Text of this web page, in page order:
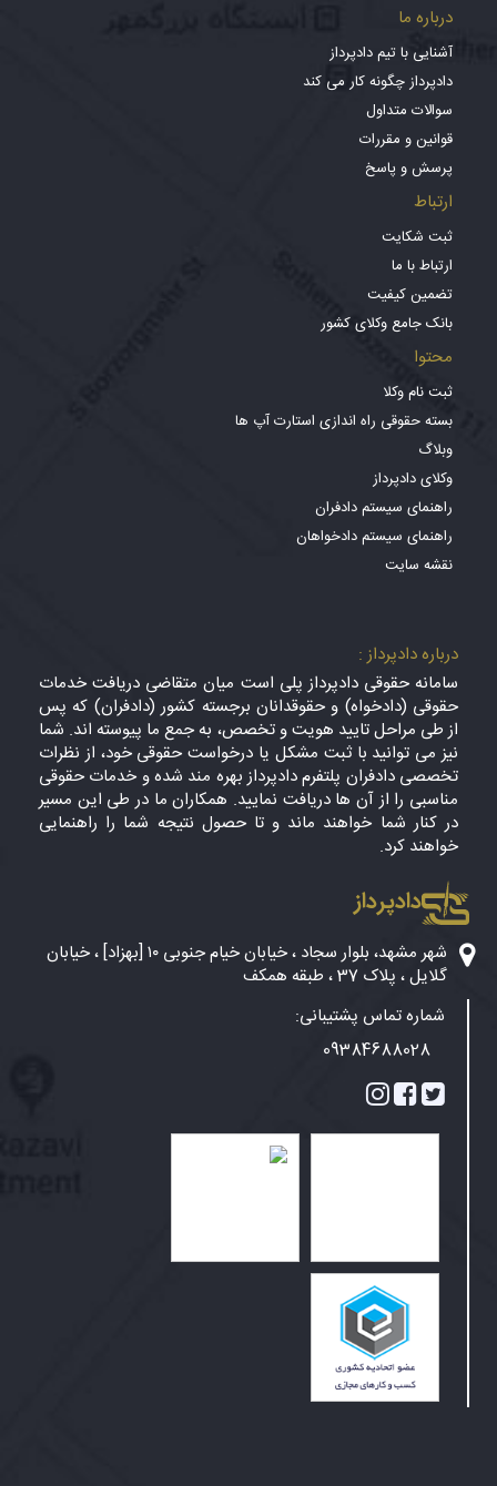
درباره ما
آشنایی با تیم دادپرداز
دادپرداز چگونه کار می کند
سوالات متداول
قوانین و مقررات
پرسش و پاسخ
ارتباط
ثبت شکایت
ارتباط با ما
تضمین کیفیت
بانک جامع وکلای کشور
محتوا
ثبت نام وکلا
بسته حقوقی راه اندازی استارت آپ ها
وبلاگ
وکلای دادپرداز
راهنمای سیستم دادفران
راهنمای سیستم دادخواهان
نقشه سایت
درباره دادپرداز :
سامانه حقوقی دادپرداز پلی است میان متقاضی دریافت خدمات
حقوقی (دادخواه) و حقوقدانان برجسته کشور (دادفران) که پس
از طی مراحل تایید هویت و تخصص، به جمع ما پیوسته اند. شما
نیز می توانید با ثبت مشکل یا درخواست حقوقی خود، از نظرات
تخصصی دادفران پلتفرم دادپرداز بهره مند شده و خدمات حقوقی
مناسبی را از آن ها دریافت نمایید. همکاران ما در طی این مسیر
در کنار شما خواهند ماند و تا حصول نتیجه شما را راهنمایی
خواهند کرد.
دادپرداز
شهر مشهد، بلوار سجاد ، خیابان خیام جنوبی ۱۰ [بهزاد] ، خیابان
گلایل ، پلاک 37 ، طبقه همکف
شماره تماس پشتیبانی:
09384688028